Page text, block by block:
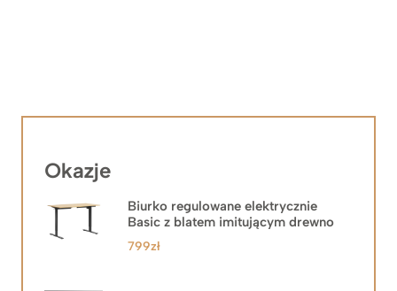
Okazje
Biurko regulowane elektrycznie
Basic z blatem imitującym drewno
799zł